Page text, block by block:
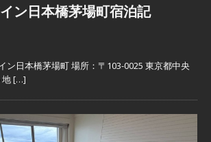
ン日本橋茅場町宿泊記
ン日本橋茅場町 場所：〒103-0025 東京都中央
地[…]